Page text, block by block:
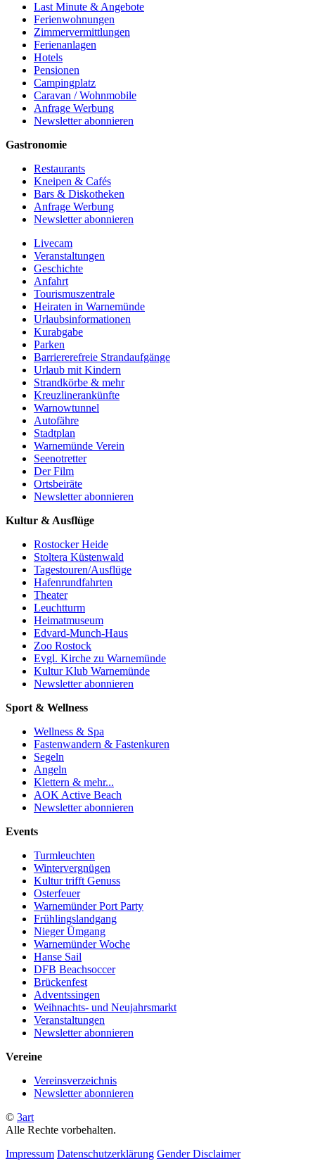
Last Minute & Angebote
Ferienwohnungen
Zimmervermittlungen
Ferienanlagen
Hotels
Pensionen
Campingplatz
Caravan / Wohnmobile
Anfrage Werbung
Newsletter abonnieren
Gastronomie
Restaurants
Kneipen & Cafés
Bars & Diskotheken
Anfrage Werbung
Newsletter abonnieren
Livecam
Veranstaltungen
Geschichte
Anfahrt
Tourismuszentrale
Heiraten in Warnemünde
Urlaubsinformationen
Kurabgabe
Parken
Barriererefreie Strandaufgänge
Urlaub mit Kindern
Strandkörbe & mehr
Kreuzlinerankünfte
Warnowtunnel
Autofähre
Stadtplan
Warnemünde Verein
Seenotretter
Der Film
Ortsbeiräte
Newsletter abonnieren
Kultur & Ausflüge
Rostocker Heide
Stoltera Küstenwald
Tagestouren/Ausflüge
Hafenrundfahrten
Theater
Leuchtturm
Heimatmuseum
Edvard-Munch-Haus
Zoo Rostock
Evgl. Kirche zu Warnemünde
Kultur Klub Warnemünde
Newsletter abonnieren
Sport & Wellness
Wellness & Spa
Fastenwandern & Fastenkuren
Segeln
Angeln
Klettern & mehr...
AOK Active Beach
Newsletter abonnieren
Events
Turmleuchten
Wintervergnügen
Kultur trifft Genuss
Osterfeuer
Warnemünder Port Party
Frühlingslandgang
Nieger Ümgang
Warnemünder Woche
Hanse Sail
DFB Beachsoccer
Brückenfest
Adventssingen
Weihnachts- und Neujahrsmarkt
Veranstaltungen
Newsletter abonnieren
Vereine
Vereinsverzeichnis
Newsletter abonnieren
© 3art
Alle Rechte vorbehalten.
Impressum Datenschutzerklärung Gender Disclaimer